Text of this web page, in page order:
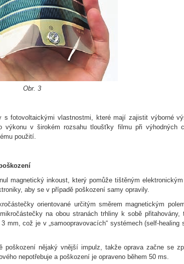
Obr. 3
fotovoltaickými vlastnostmi, které mají zajistit výborné
výkonu v širokém rozsahu tloušťky filmu při výhodných
použití.
magnetický inkoust, který pomůže tištěným elektronickým
aby se v případě poškození samy opravily.
orientované určitým směrem magnetickým
na obou stranách trhliny k sobě přitahovány,
mm, což je v „samoopravovacích“ systémech (self-healing
poškození nějaký vnější impulz, takže oprava začne se
nepotřebuje a poškození je opraveno během 50 ms.